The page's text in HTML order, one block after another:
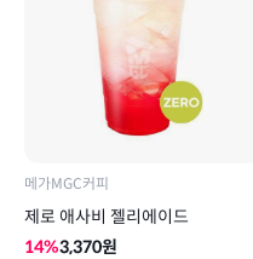
메가MGC커피
제로 애사비 젤리에이드
14%3,370원